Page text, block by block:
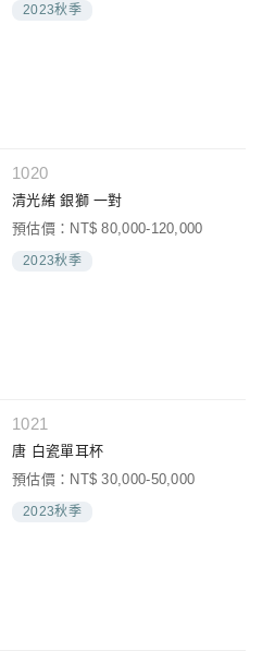
2023秋季
1020
清光緒 銀獅 一對
預估價：NT$ 80,000-120,000
2023秋季
1021
唐 白瓷單耳杯
預估價：NT$ 30,000-50,000
2023秋季